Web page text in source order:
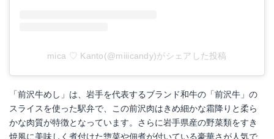
mica ♡ Kanto(@miiicandy)がシェアした投稿
「前沢牛めし」は、岩手を代表するブランド和牛の「前沢牛」の
スライスを使った駅弁で、この前沢肉はきめ細かな霜降りと柔ら
かな肉質が特徴となっています。さらに岩手県産の野菜類をすき
焼風に美味しく煮付けた惣菜や佃煮が付いている豪華さが人気で